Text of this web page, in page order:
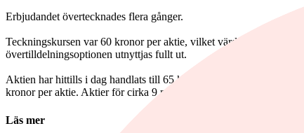
Erbjudandet övertecknades flera gånger.
Teckningskursen var 60 kronor per aktie, vilket värderar bolaget
övertilldelningsoptionen utnyttjas fullt ut.
Aktien har hittills i dag handlats till 65 kronor som högst betalt
kronor per aktie. Aktier för cirka 9 miljoner kronor har bytt ägare
Läs mer